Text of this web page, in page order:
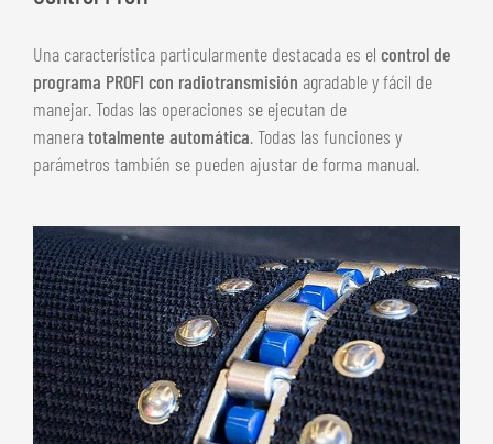
Una característica particularmente destacada es el control de
programa PROFI con radiotransmisión agradable y fácil de
manejar. Todas las operaciones se ejecutan de
maneratotalmente automática. Todas las funciones y
parámetros también se pueden ajustar de forma manual.